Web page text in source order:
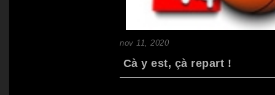
nov 11, 2020
Cà y est, çà repart !